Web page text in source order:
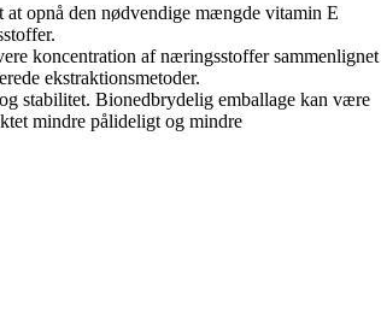
opnå den nødvendige mængde vitamin E
koncentration af næringsstoffer sammenlignet
ekstraktionsmetoder.
stabilitet. Bionedbrydelig emballage kan være
mindre pålideligt og mindre